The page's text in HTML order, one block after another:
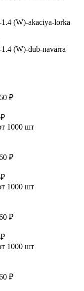
(W)-akaciya-lorka
(W)-dub-navarra
₽
1000 шт
₽
1000 шт
₽
1000 шт
₽